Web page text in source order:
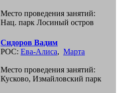
Место проведения занятий:
Нац. парк Лосиный остров
Сидоров Вадим
РОС: Ева-Алиса, Марта
Место проведения занятий:
Кусково, Измайловский парк